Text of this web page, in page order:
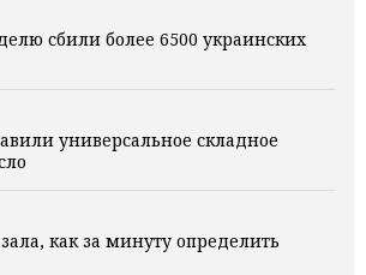
сбили более 6500 украинских
универсальное складное
как за минуту определить